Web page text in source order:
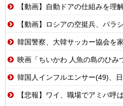
【動画】自動ドアの仕組みを理
【動画】ロシアの空挺兵、パラシュ
韓国警察、大韓サッカー協会を
映画「ちいかわ 人魚の島のひみつ」公開14日間で興行収入50億
韓国人インフルエンサー(49)、日本で次
【悲報】ワイ、職場でアミバ呼